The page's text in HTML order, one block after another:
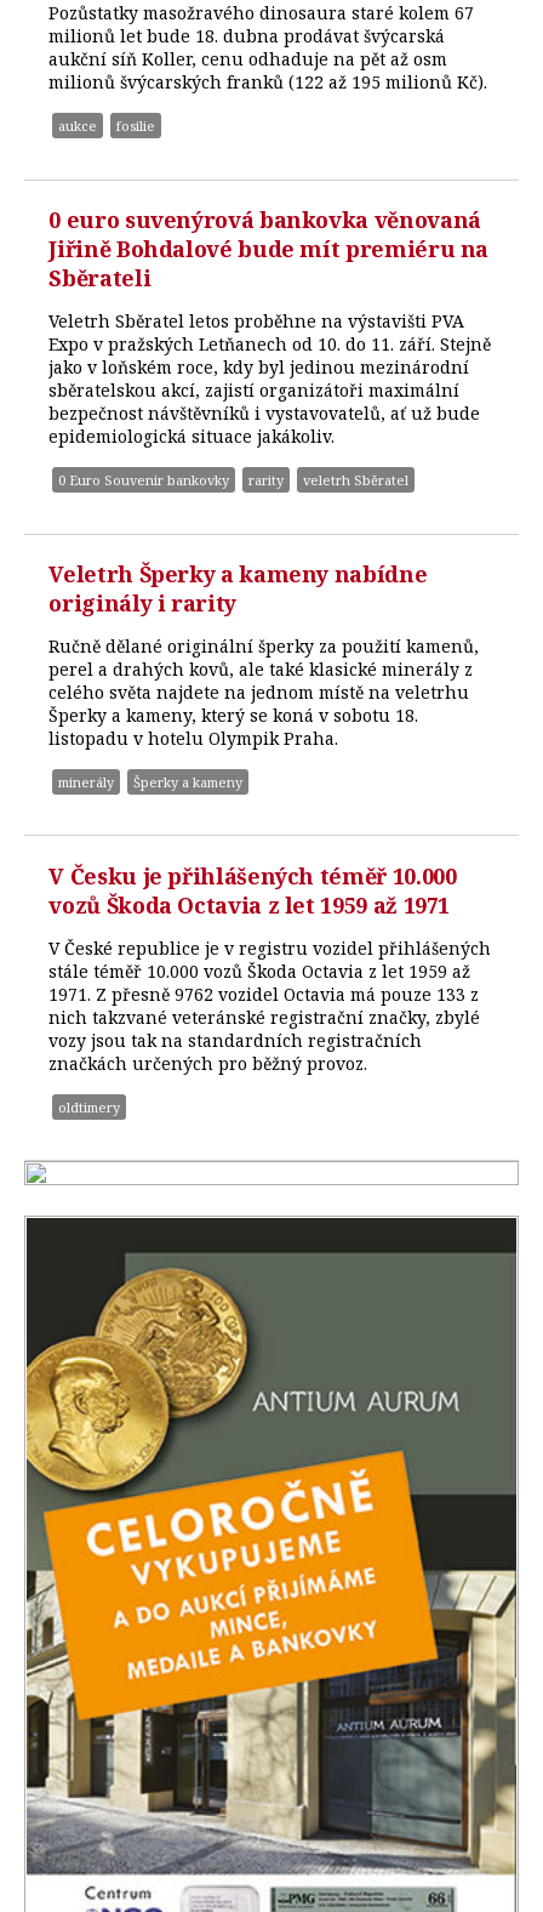
Pozůstatky masožravého dinosaura staré kolem 67
milionů let bude 18. dubna prodávat švýcarská
aukční síň Koller, cenu odhaduje na pět až osm
milionů švýcarských franků (122 až 195 milionů Kč).
aukce fosilie
0 euro suvenýrová bankovka věnovaná
Jiřině Bohdalové bude mít premiéru na
Sběrateli
Veletrh Sběratel letos proběhne na výstavišti PVA
Expo v pražských Letňanech od 10. do 11. září. Stejně
jako v loňském roce, kdy byl jedinou mezinárodní
sběratelskou akcí, zajistí organizátoři maximální
bezpečnost návštěvníků i vystavovatelů, ať už bude
epidemiologická situace jakákoliv.
0 Euro Souvenir bankovky rarity veletrh Sběratel
Veletrh Šperky a kameny nabídne
originály i rarity
Ručně dělané originální šperky za použití kamenů,
perel a drahých kovů, ale také klasické minerály z
celého světa najdete na jednom místě na veletrhu
Šperky a kameny, který se koná v sobotu 18.
listopadu v hotelu Olympik Praha.
minerály Šperky a kameny
V Česku je přihlášených téměř 10.000
vozů Škoda Octavia z let 1959 až 1971
V České republice je v registru vozidel přihlášených
stále téměř 10.000 vozů Škoda Octavia z let 1959 až
1971. Z přesně 9762 vozidel Octavia má pouze 133 z
nich takzvané veteránské registrační značky, zbylé
vozy jsou tak na standardních registračních
značkách určených pro běžný provoz.
oldtimery